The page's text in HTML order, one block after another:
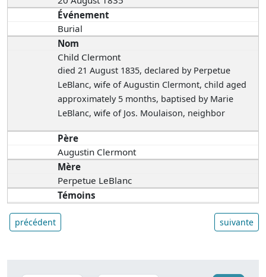
Événement
Burial
Nom
Child Clermont
died 21 August 1835, declared by Perpetue
LeBlanc, wife of Augustin Clermont, child aged
approximately 5 months, baptised by Marie
LeBlanc, wife of Jos. Moulaison, neighbor
Père
Augustin Clermont
Mère
Perpetue LeBlanc
Témoins
précédent suivante